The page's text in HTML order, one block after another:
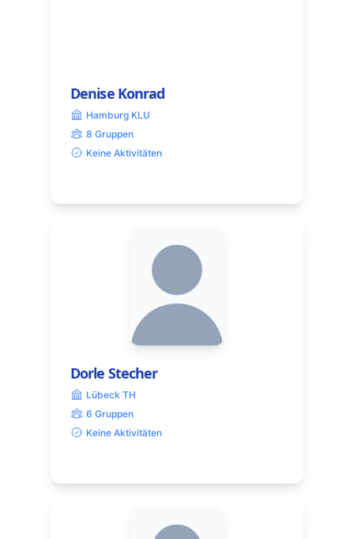
Denise Konrad
Hamburg KLU
8 Gruppen
Keine Aktivitäten
Dorle Stecher
Lübeck TH
6 Gruppen
Keine Aktivitäten